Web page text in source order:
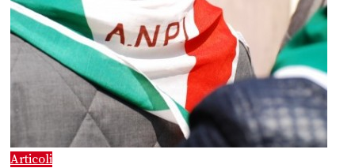
Articoli